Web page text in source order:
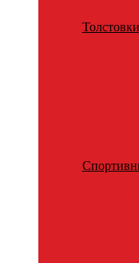
Толстовки